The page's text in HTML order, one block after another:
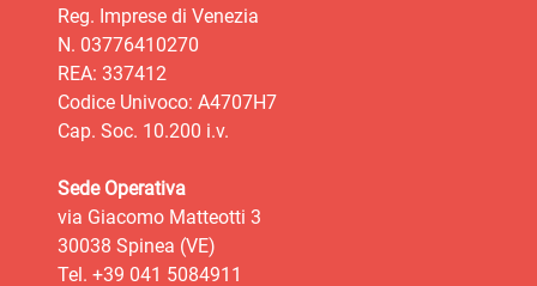
Reg. Imprese di Venezia
N. 03776410270
REA: 337412
Codice Univoco: A4707H7
Cap. Soc. 10.200 i.v.
Sede Operativa
via Giacomo Matteotti 3
30038 Spinea (VE)
Tel. +39 041 5084911